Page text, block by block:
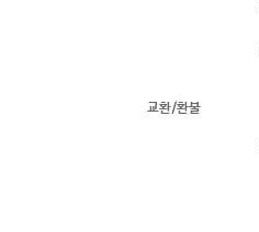
교환/환불